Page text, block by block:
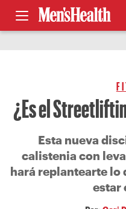
¿Es el
Esta nueva
calistenia con
hará replantearte lo
estar